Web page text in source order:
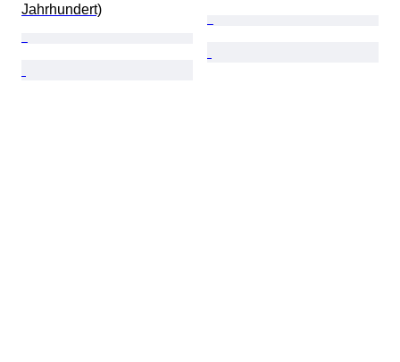
Jahrhundert)